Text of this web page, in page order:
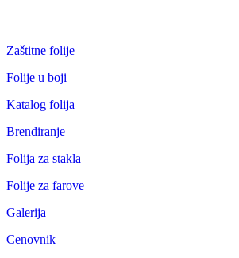
Zaštitne folije
Folije u boji
Katalog folija
Brendiranje
Folija za stakla
Folije za farove
Galerija
Cenovnik